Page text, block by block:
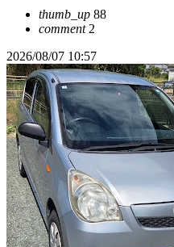
thumb_up 88
comment2
2026/08/07 10:57